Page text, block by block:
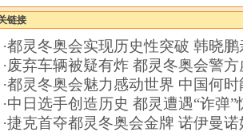
链接
·都灵冬奥会实现历史性突破 韩晓鹏
·废弃车辆被疑有炸 都灵冬奥会警
·都灵冬奥会魅力感动世界 中国何
·中日选手创造历史 都灵遭遇“诈弹”
·捷克首夺都灵冬奥会金牌 诺伊曼